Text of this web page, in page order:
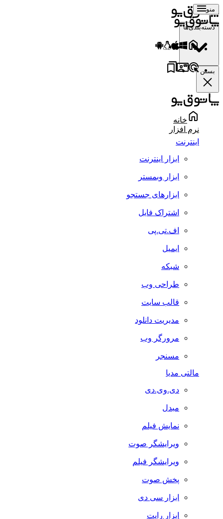
منو
دسته‌بندی‌ها
بستن
خانه
نرم افزار
اینترنت
ابزار اینترنت
ابزار وبمستر
ابزارهای جستجو
اشتراک فایل
اف.تی.پی
ایمیل
شبکه
طراحی وب
قالب سایت
مدیریت دانلود
مرورگر وب
مسنجر
مالتی مدیا
دی.وی.دی
مبدل
نمایش فیلم
ویرایشگر صوت
ویرایشگر فیلم
پخش صوت
ابزار سی دی
ابزار رایت